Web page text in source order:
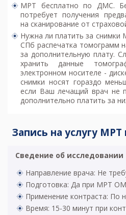
МРТ бесплатно по ДМС.
потребует получения
на сканирование от
Нужна ли платить за снимки
СПб распечатка томограмм
за дополнительную плату.
хранить данные
электронном носителе -
снимки носят гораздо
если Ваш лечащий врач не
дополнительно платить за
Запись на услугу
Сведение об исследовании
Направление врача: Не
Подготовка: Да при МРТ
Применение контраста: По
Время: 15-30 минут при